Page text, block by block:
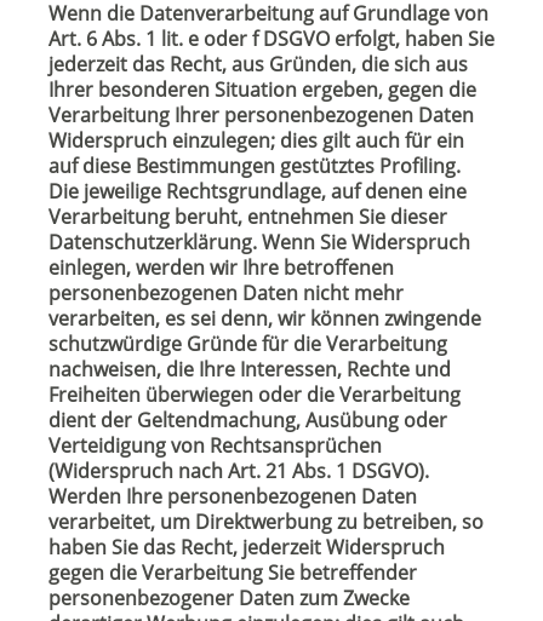
Wenn die Datenverarbeitung auf Grundlage von
Art. 6 Abs. 1 lit. e oder f DSGVO erfolgt, haben Sie
jederzeit das Recht, aus Gründen, die sich aus
Ihrer besonderen Situation ergeben, gegen die
Verarbeitung Ihrer personenbezogenen Daten
Widerspruch einzulegen; dies gilt auch für ein
auf diese Bestimmungen gestütztes Profiling.
Die jeweilige Rechtsgrundlage, auf denen eine
Verarbeitung beruht, entnehmen Sie dieser
Datenschutzerklärung. Wenn Sie Widerspruch
einlegen, werden wir Ihre betroffenen
personenbezogenen Daten nicht mehr
verarbeiten, es sei denn, wir können zwingende
schutzwürdige Gründe für die Verarbeitung
nachweisen, die Ihre Interessen, Rechte und
Freiheiten überwiegen oder die Verarbeitung
dient der Geltendmachung, Ausübung oder
Verteidigung von Rechtsansprüchen
(Widerspruch nach Art. 21 Abs. 1 DSGVO).
Werden Ihre personenbezogenen Daten
verarbeitet, um Direktwerbung zu betreiben, so
haben Sie das Recht, jederzeit Widerspruch
gegen die Verarbeitung Sie betreffender
personenbezogener Daten zum Zwecke